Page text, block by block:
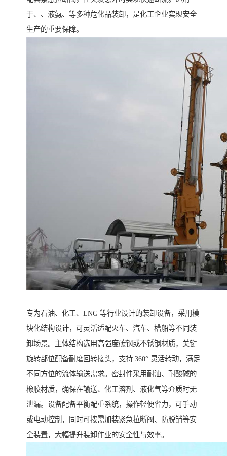
于、、液氨、等多种危化品装卸，是化工企业实现安全
生产的重要保障。
专为石油、化工、LNG 等行业设计的装卸设备，采用模
块化结构设计，可灵活适配火车、汽车、槽船等不同装
卸场景。主体结构选用高强度碳钢或不锈钢材质，关键
旋转部位配备耐磨回转接头，支持 360° 灵活转动，满足
不同方位的流体输送需求。密封件采用耐油、耐酸碱的
橡胶材质，确保在输送、化工溶剂、液化气等介质时无
泄漏。设备配备平衡配重系统，操作轻便省力，可手动
或电动控制，同时可按需加装紧急拉断阀、防脱销等安
全装置，大幅提升装卸作业的安全性与效率。